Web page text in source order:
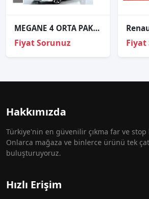
MEGANE 4 ORTA PAKET FAR SAĞ SOL AY LEDLİ 2016+ TOUCH 260607159R
Fiyat Sorunuz Fiyat
Hakkımızda
Türkiye'nin en güvenilir çıkma far ve
Onlarca mağaza ve binlerce ürünü tek
buluşturuyoruz.
Hızlı Erişim